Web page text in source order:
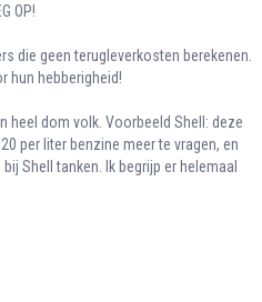
OP!
die geen terugleverkosten berekenen.
hun hebberigheid!
heel dom volk. Voorbeeld Shell: deze
per liter benzine meer te vragen, en
Shell tanken. Ik begrijp er helemaal